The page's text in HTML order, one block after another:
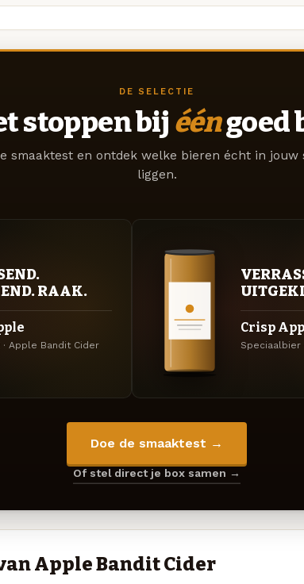
DE SELECTIE
stoppen bij ééngoed
smaaktest en ontdek welke bieren écht in jouw
liggen.
RAAK.
Apple Bandit Cider
Crisp
Speciaalbier
Doe de smaaktest →
Of stel direct je box samen →
Apple Bandit Cider